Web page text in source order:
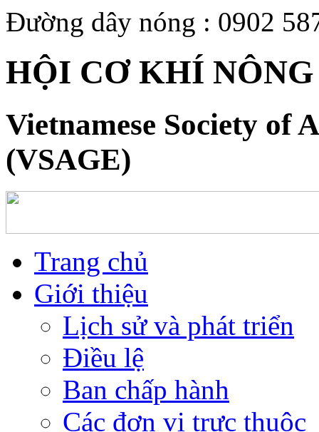
Đường dây nóng : 0902
HỘI CƠ KHÍ
Vietnamese Society of
(VSAGE)
Trang chủ
Giới thiệu
Lịch sử và phát triển
Điều lệ
Ban chấp hành
Các đơn vị trực thuộc